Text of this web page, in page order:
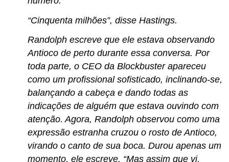
“Cinquenta milhões”, disse Hastings.
Randolph escreve que ele estava observando
Antioco de perto durante essa conversa. Por
toda parte, o CEO da Blockbuster apareceu
como um profissional sofisticado, inclinando-se,
balançando a cabeça e dando todas as
indicações de alguém que estava ouvindo com
atenção. Agora, Randolph observou como uma
expressão estranha cruzou o rosto de Antioco,
virando o canto de sua boca. Durou apenas um
momento, ele escreve. “Mas assim que vi,